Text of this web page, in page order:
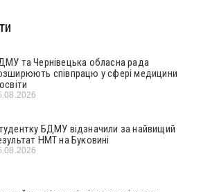
та Чернівецька обласна рада
співпрацю у сфері медицини
БДМУ відзначили за найвищий
НМТ на Буковині